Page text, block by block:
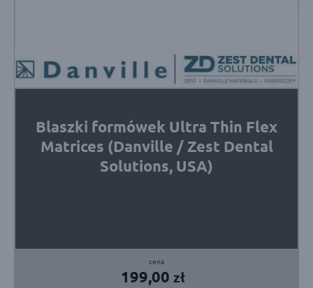
Blaszki formówek Ultra Thin Flex
Matrices (Danville / Zest Dental
Solutions, USA)
199,00 zł